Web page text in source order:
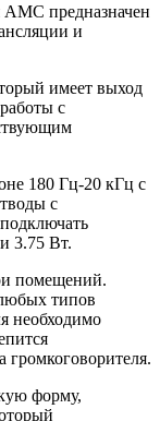
AMC предназначен
и
имеет выход
с
180 Гц-20 кГц с
с
3.75 Вт.
помещений.
типов
необходимо
форму,